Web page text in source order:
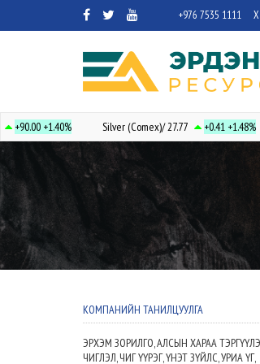
+976 7535 1111
+1.40% Silver (Comex)/ 27.77 +0.41 +1.48%
КОМПАНИЙН ТАНИЛЦУУЛГА
ЭРХЭМ ЗОРИЛГО, АЛСЫН ХАРАА
ЧИГЛЭЛ, ЧИГ ҮҮРЭГ, ҮНЭТ ЗҮЙЛС, УРИА ҮГ,